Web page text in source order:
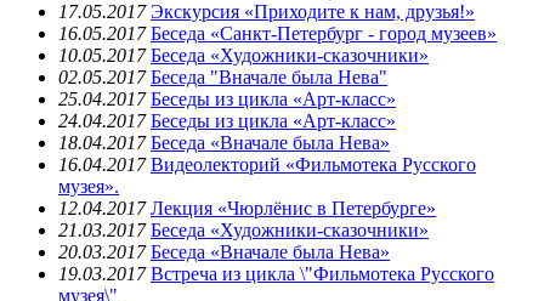
17.05.2017 Экскурсия «Приходите к нам, друзья!»
16.05.2017 Беседа «Санкт-Петербург - город музеев»
10.05.2017 Беседа «Художники-сказочники»
02.05.2017 Беседа "Вначале была Нева"
25.04.2017 Беседы из цикла «Арт-класс»
24.04.2017 Беседы из цикла «Арт-класс»
18.04.2017 Беседа «Вначале была Нева»
16.04.2017 Видеолекторий «Фильмотека Русского
музея».
12.04.2017 Лекция «Чюрлёнис в Петербурге»
21.03.2017 Беседа «Художники-сказочники»
20.03.2017 Беседа «Вначале была Нева»
19.03.2017 Встреча из цикла \"Фильмотека Русского
музея\"